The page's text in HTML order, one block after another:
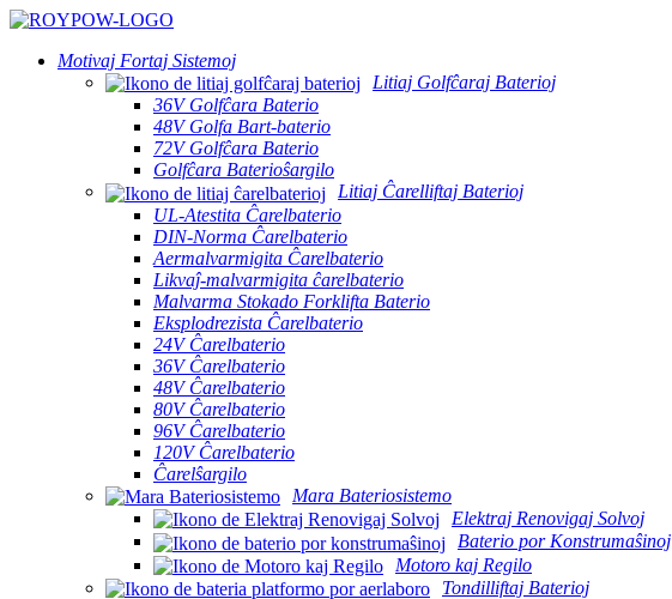
Motivaj Fortaj Sistemoj
Litiaj Golfĉaraj Baterioj
36V Golfĉara Baterio
48V Golfa Bart-baterio
72V Golfĉara Baterio
Golfĉara Baterioŝargilo
Litiaj Ĉarelliftaj Baterioj
UL-Atestita Ĉarelbaterio
DIN-Norma Ĉarelbaterio
Aermalvarmigita Ĉarelbaterio
Likvaĵ-malvarmigita ĉarelbaterio
Malvarma Stokado Forklifta Baterio
Eksplodrezista Ĉarelbaterio
24V Ĉarelbaterio
36V Ĉarelbaterio
48V Ĉarelbaterio
80V Ĉarelbaterio
96V Ĉarelbaterio
120V Ĉarelbaterio
Ĉarelŝargilo
Mara Bateriosistemo
Elektraj Renovigaj Solvoj
Baterio por Konstrumaŝinoj
Motoro kaj Regilo
Tondilliftaj Baterioj